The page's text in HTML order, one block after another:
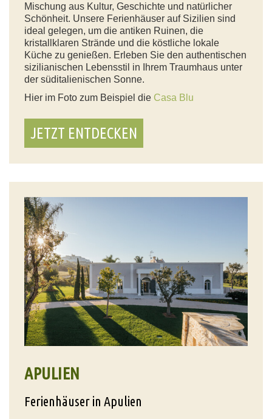
Mischung aus Kultur, Geschichte und natürlicher
Schönheit. Unsere Ferienhäuser auf Sizilien sind
ideal gelegen, um die antiken Ruinen, die
kristallklaren Strände und die köstliche lokale
Küche zu genießen. Erleben Sie den authentischen
sizilianischen Lebensstil in Ihrem Traumhaus unter
der süditalienischen Sonne.
Hier im Foto zum Beispiel die Casa Blu
JETZT ENTDECKEN
APULIEN
Ferienhäuser in Apulien